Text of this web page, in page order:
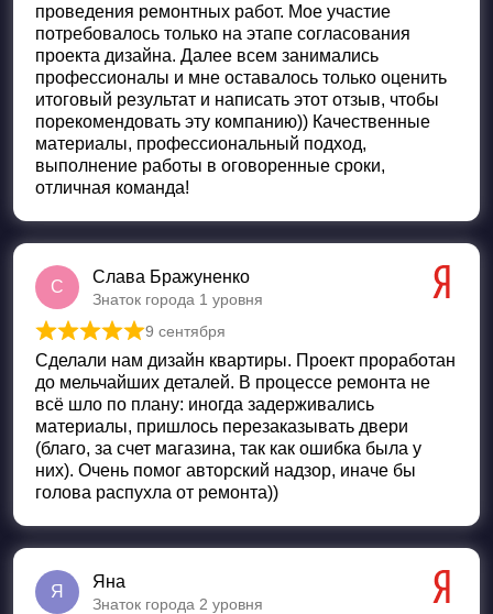
проведения ремонтных работ. Мое участие
потребовалось только на этапе согласования
проекта дизайна. Далее всем занимались
профессионалы и мне оставалось только оценить
итоговый результат и написать этот отзыв, чтобы
порекомендовать эту компанию)) Качественные
материалы, профессиональный подход,
выполнение работы в оговоренные сроки,
отличная команда!
С
Слава Бражуненко
Знаток города 1 уровня
Оценка 5из 5
9 сентября
Сделали нам дизайн квартиры. Проект проработан
до мельчайших деталей. В процессе ремонта не
всё шло по плану: иногда задерживались
материалы, пришлось перезаказывать двери
(благо, за счет магазина, так как ошибка была у
них). Очень помог авторский надзор, иначе бы
голова распухла от ремонта))
Я
Яна
Знаток города 2 уровня